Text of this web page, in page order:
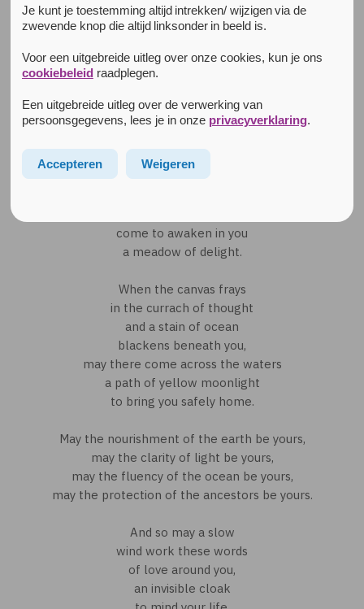
and you stumble,
may the clay dance
And when your eyes
freeze behind
the grey window
gets into you,
may a flock of colours,
come to awaken in you
a meadow of delight.
When the canvas frays
in the currach of thought
and a stain of ocean
blackens beneath you,
may there come across the waters
a path of yellow moonlight
to bring you safely home.
May the nourishment of the earth be yours,
may the clarity of light be yours,
may the fluency of the ocean be yours,
may the protection of the ancestors be yours.
And so may a slow
wind work these words
of love around you,
an invisible cloak
Je kunt je toestemming altijd intrekken/ wijzigen via de
zwevende knop die altijd linksonder in beeld is.
Voor een uitgebreide uitleg over onze cookies, kun je ons
cookiebeleidraadplegen.
Een uitgebreide uitleg over de verwerking van
persoonsgegevens, lees je in onze privacyverklaring.
Accepteren Weigeren